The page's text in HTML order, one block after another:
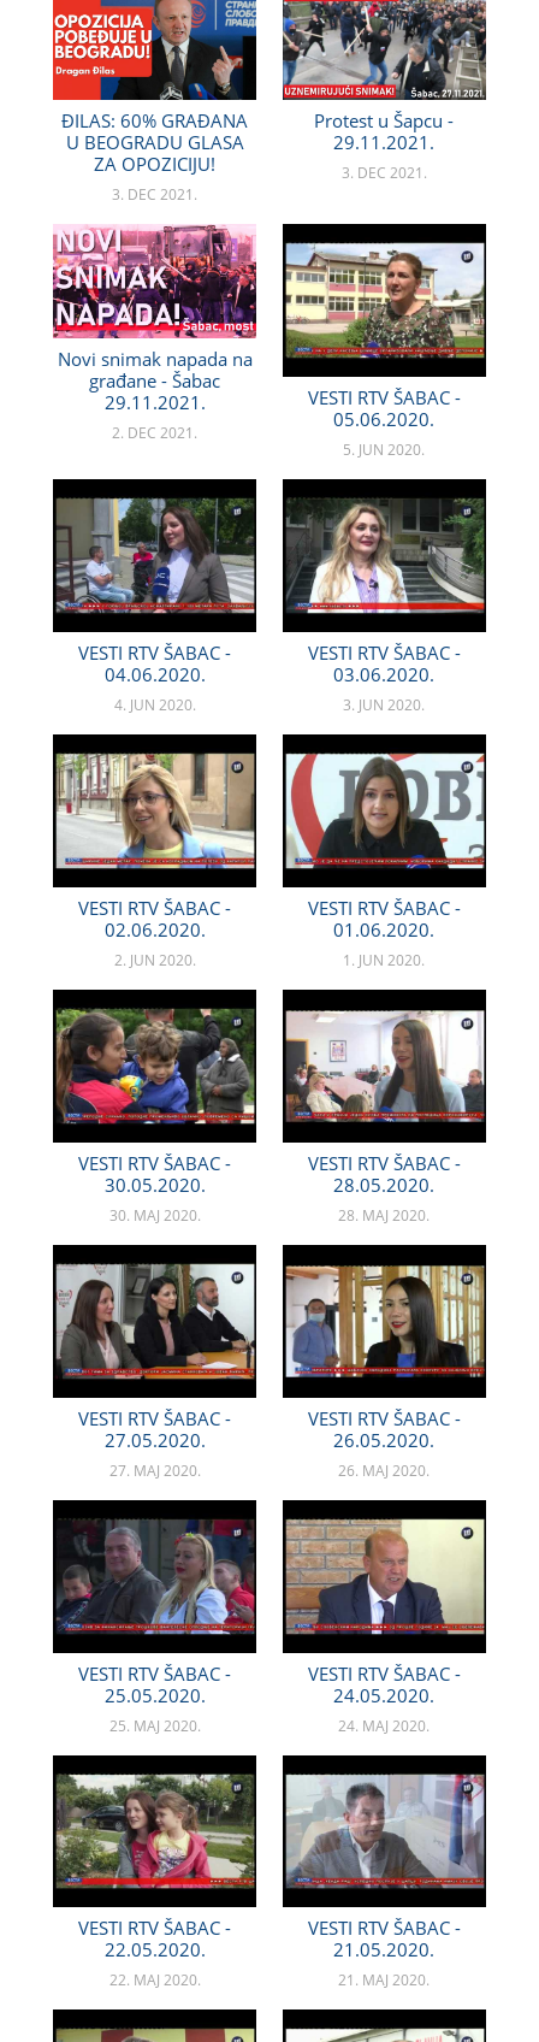
ĐILAS: 60% GRAĐANA
U BEOGRADU GLASA
ZA OPOZICIJU!
3. DEC 2021.
Protest u Šapcu -
29.11.2021.
3. DEC 2021.
Novi snimak napada na
građane - Šabac
29.11.2021.
2. DEC 2021.
VESTI RTV ŠABAC -
05.06.2020.
5. JUN 2020.
VESTI RTV ŠABAC -
04.06.2020.
4. JUN 2020.
VESTI RTV ŠABAC -
03.06.2020.
3. JUN 2020.
VESTI RTV ŠABAC -
02.06.2020.
2. JUN 2020.
VESTI RTV ŠABAC -
01.06.2020.
1. JUN 2020.
VESTI RTV ŠABAC -
30.05.2020.
30. MAJ 2020.
VESTI RTV ŠABAC -
28.05.2020.
28. MAJ 2020.
VESTI RTV ŠABAC -
27.05.2020.
27. MAJ 2020.
VESTI RTV ŠABAC -
26.05.2020.
26. MAJ 2020.
VESTI RTV ŠABAC -
25.05.2020.
25. MAJ 2020.
VESTI RTV ŠABAC -
24.05.2020.
24. MAJ 2020.
VESTI RTV ŠABAC -
22.05.2020.
22. MAJ 2020.
VESTI RTV ŠABAC -
21.05.2020.
21. MAJ 2020.